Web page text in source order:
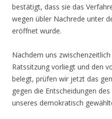
bestätigt, dass sie das
wegen übler Nachrede unter
eröffnet wurde.
Nachdem uns
Ratssitzung vorliegt und den
belegt, prüfen wir jetzt das
gegen die Entscheidungen
unseres demokratisch